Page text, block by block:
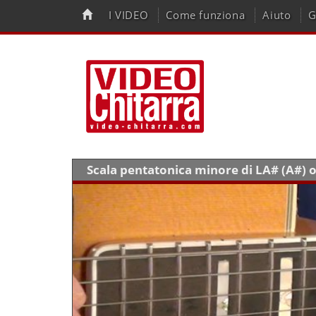
I VIDEO Come funziona Aiuto
Scala pentatonica minore di LA# (A#)